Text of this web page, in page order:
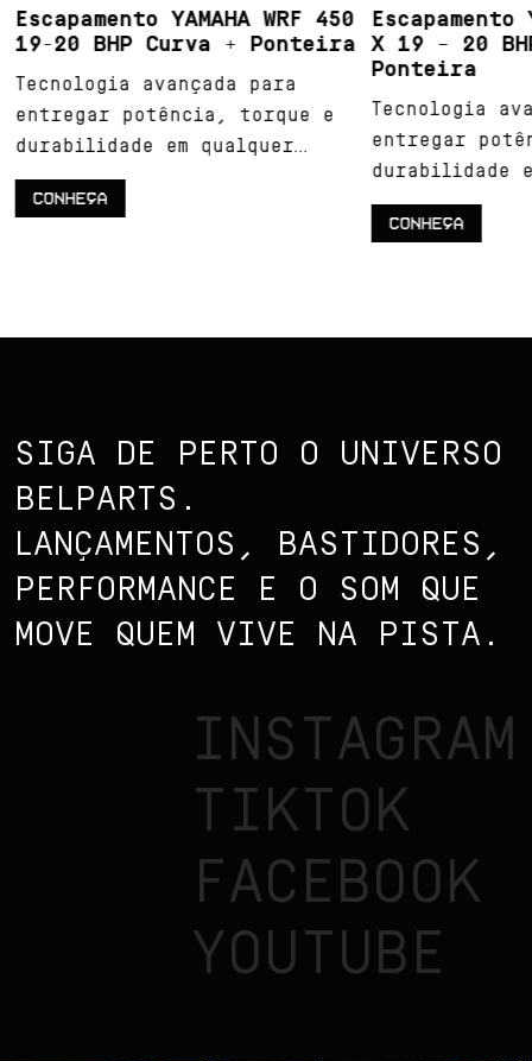
Escapamento YAMAHA WRF 450
19-20 BHP Curva + Ponteira
Tecnologia avançada para
entregar potência, torque e
durabilidade em qualquer
terreno.
CONHEÇA
Escapamento
X 19 – 20
Ponteira
Tecnologia
entregar
durabilidade
terreno.
CONHEÇA
SIGA DE PERTO O UNIVERSO
BELPARTS.
LANÇAMENTOS, BASTIDORES,
PERFORMANCE E O SOM QUE
MOVE QUEM VIVE NA PISTA.
INSTAGRAM
TIKTOK
FACEBOOK
YOUTUBE